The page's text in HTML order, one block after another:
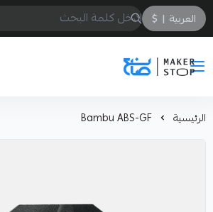
العربية |
$
صانع
الرئيسية Bambu ABS-GF